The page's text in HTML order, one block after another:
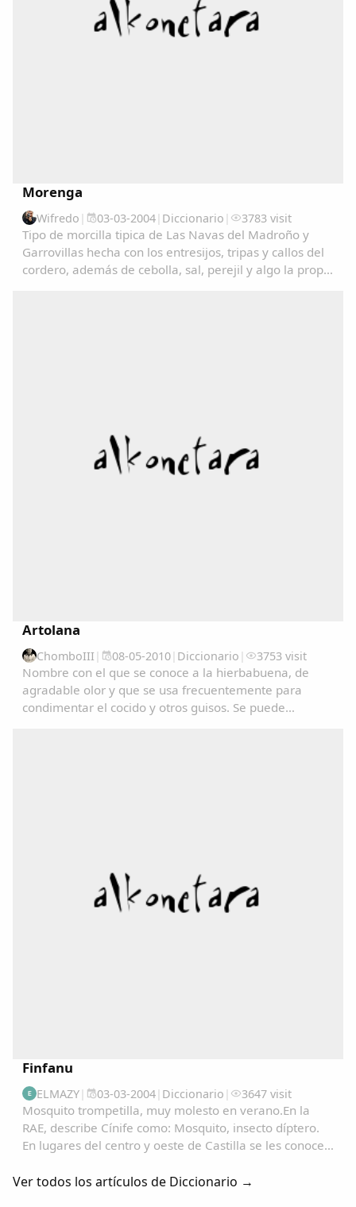
Morenga
Wifredo | 03-03-2004| Diccionario | 3783 visit
Tipo de morcilla tipica de Las Navas del Madroño y
Garrovillas hecha con los entresijos, tripas y callos del
cordero, además de cebolla, sal, perejil y algo la propia
Artolana
ChomboIII | 08-05-2010| Diccionario | 3753 visit
Nombre con el que se conoce a la hierbabuena, de
agradable olor y que se usa frecuentemente para
condimentar el cocido y otros guisos. Se puede
Finfanu
E ELMAZY| 03-03-2004| Diccionario | 3647 visit
Mosquito trompetilla, muy molesto en verano.En la
RAE, describe Cínife como: Mosquito, insecto díptero.
En lugares del centro y oeste de Castilla se les conoce
transformación en: "Pífano", "Pínfano...
Ver todos los artículos de Diccionario →
Comparte
Compartir en Facebook